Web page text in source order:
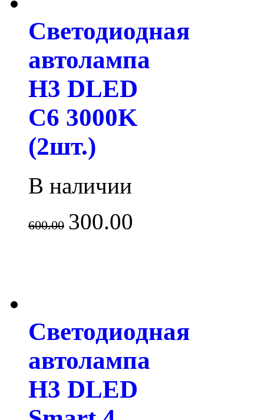
Светодиодная
автолампа
H3 DLED
C6 3000K
(2шт.)
В наличии
600.00 300.00
Светодиодная
автолампа
H3 DLED